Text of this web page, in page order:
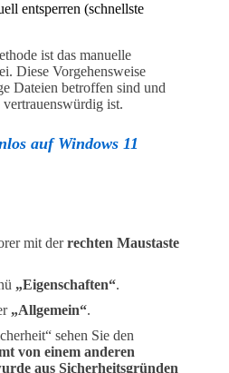
entsperren (schnellste
ist das manuelle
Diese Vorgehensweise
Dateien betroffen sind und
ist.
auf Windows 11
mit derrechten Maustaste
„Eigenschaften“.
„Allgemein“.
sehen Sie den
von einem anderen
aus Sicherheitsgründen